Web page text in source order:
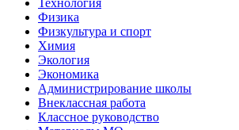
Физика
Физкультура и спорт
Химия
Экология
Экономика
Администрирование школы
Внеклассная работа
Классное руководство